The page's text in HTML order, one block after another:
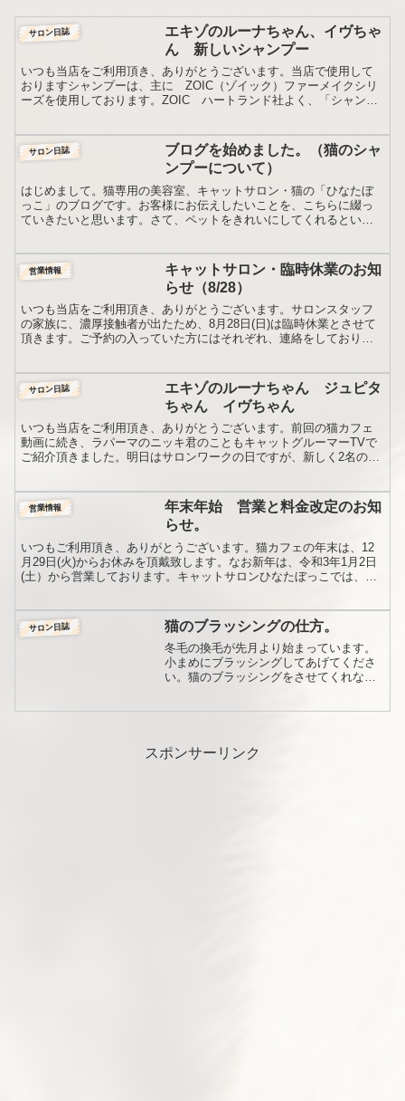
サロン日誌
エキゾのルーナちゃん、イヴちゃ
ん 新しいシャンプー
いつも当店をご利用頂き、ありがとうございます。当店で使用して
おりますシャンプーは、主に ZOIC（ゾイック）ファーメイクシリ
ーズを使用しております。ZOIC ハートランド社よく、「シャンプ
サロン日誌
ブログを始めました。（猫のシャ
ンプーについて）
はじめまして。猫専用の美容室、キャットサロン・猫の「ひなたぼ
っこ」のブログです。お客様にお伝えしたいことを、こちらに綴っ
ていきたいと思います。さて、ペットをきれいにしてくれるという
営業情報
キャットサロン・臨時休業のお知
らせ（8/28）
いつも当店をご利用頂き、ありがとうございます。サロンスタッフ
の家族に、濃厚接触者が出たため、8月28日(日)は臨時休業とさせて
頂きます。ご予約の入っていた方にはそれぞれ、連絡をしておりま
サロン日誌
エキゾのルーナちゃん ジュピタ
ちゃん イヴちゃん
いつも当店をご利用頂き、ありがとうございます。前回の猫カフェ
動画に続き、ラパーマのニッキ君のこともキャットグルーマーTVで
ご紹介頂きました。明日はサロンワークの日ですが、新しく2名の方
営業情報
年末年始 営業と料金改定のお知
らせ。
いつもご利用頂き、ありがとうございます。猫カフェの年末は、12
月29日(火)からお休みを頂戴致します。なお新年は、令和3年1月2日
(土）から営業しております。キャットサロンひなたぼっこでは、秋
サロン日誌 猫のブラッシングの仕方。
冬毛の換毛が先月より始まっています。
小まめにブラッシングしてあげてくださ
い。猫のブラッシングをさせてくれない
スポンサーリンク